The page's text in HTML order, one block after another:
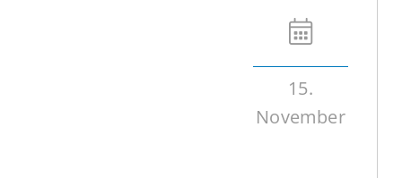
15.
November